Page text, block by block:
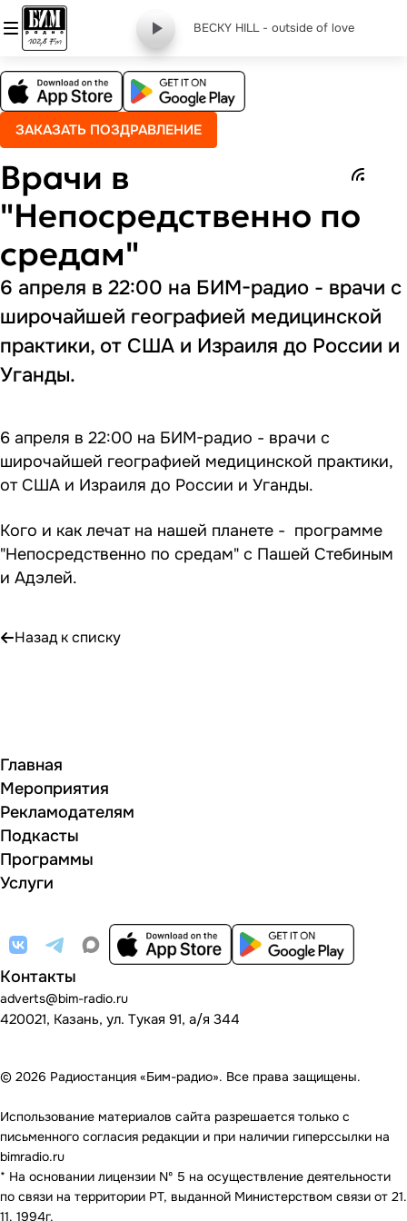
BECKY HILL - outside of love
ЗАКАЗАТЬ ПОЗДРАВЛЕНИЕ
Врачи в
"Непосредственно по
средам"
6 апреля в 22:00 на БИМ-радио - врачи с
широчайшей географией медицинской
практики, от США и Израиля до России и
Уганды.
6 апреля в 22:00 на БИМ-радио - врачи с
широчайшей географией медицинской практики,
от США и Израиля до России и Уганды.
Кого и как лечат на нашей планете - программе
"Непосредственно по средам" с Пашей Стебиным
и Адэлей.
Назад к списку
Главная
Мероприятия
Рекламодателям
Подкасты
Программы
Услуги
Контакты
adverts@bim-radio.ru
420021, Казань, ул. Тукая 91, а/я 344
© 2026 Радиостанция «Бим-радио». Все права защищены.
Использование материалов сайта разрешается только с
письменного согласия редакции и при наличии гиперссылки на
bimradio.ru
* На основании лицензии Nº 5 на осуществление деятельности
по связи на территории РТ, выданной Министерством связи от 21.
11. 1994г.